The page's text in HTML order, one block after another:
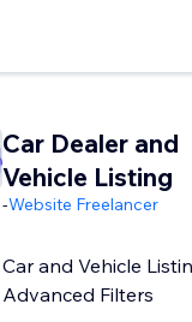
Car Dealer and
Vehicle Listing
-Website Freelancer
Car and Vehicle
Advanced Filters